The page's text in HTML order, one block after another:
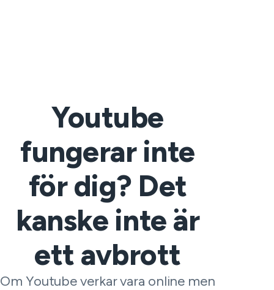
Youtube
fungerar inte
för dig? Det
kanske inte är
ett avbrott
Om Youtube verkar vara online men